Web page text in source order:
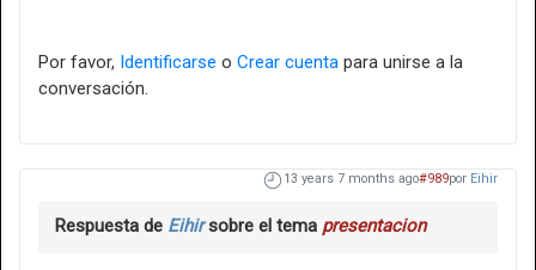
Por favor, Identificarse o Crear cuenta para unirse a la
conversación.
13 years 7 months ago#989por Eihir
Respuesta de Eihirsobre el tema presentacion